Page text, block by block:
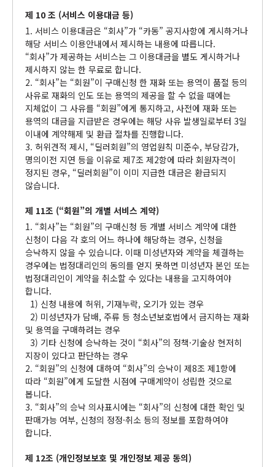
제 10 조 (서비스 이용대금 등)
1. 서비스 이용대금은 “회사”가 “카동” 공지사항에 게시하거나
해당 서비스 이용안내에서 제시하는 내용에 따릅니다.
“회사”가 제공하는 서비스는 그 이용대금을 별도 게시하거나
제시하지 않는 한 무료로 합니다.
2. “회사”는 “회원”이 구매신청 한 재화 또는 용역이 품절 등의
사유로 재화의 인도 또는 용역의 제공을 할 수 없을 때에는
지체없이 그 사유를 “회원”에게 통지하고, 사전에 재화 또는
용역의 대금을 지급받은 경우에는 해당 사유 발생일로부터 3일
이내에 계약해제 및 환급 절차를 진행합니다.
3. 허위견적 제시, “딜러회원”의 영업원칙 미준수, 부당감가,
명의이전 지연 등을 이유로 제7조 제2항에 따라 회원자격이
정지된 경우, “딜러회원”이 이미 지급한 대금은 환급되지
않습니다.
제 11조 (“회원”의 개별 서비스 계약)
1. “회사”는 “회원”의 구매신청 등 개별 서비스 계약에 대한
신청이 다음 각 호의 어느 하나에 해당하는 경우, 신청을
승낙하지 않을 수 있습니다. 이때 미성년자와 계약을 체결하는
경우에는 법정대리인의 동의를 얻지 못하면 미성년자 본인 또는
법정대리인이 계약을 취소할 수 있다는 내용을 고지하여야
합니다.
1) 신청 내용에 허위, 기재누락, 오기가 있는 경우
2) 미성년자가 담배, 주류 등 청소년보호법에서 금지하는 재화
및 용역을 구매하려는 경우
3) 기타 신청에 승낙하는 것이 “회사”의 정책·기술상 현저히
지장이 있다고 판단하는 경우
2. “회원”의 신청에 대하여 “회사”의 승낙이 제8조 제1항에
따라 “회원”에게 도달한 시점에 구매계약이 성립한 것으로
봅니다.
3. “회사”의 승낙 의사표시에는 “회사”의 신청에 대한 확인 및
판매가능 여부, 신청의 정정·취소 등의 정보를 포함하여야
합니다.
제 12조 (개인정보보호 및 개인정보 제공 동의)